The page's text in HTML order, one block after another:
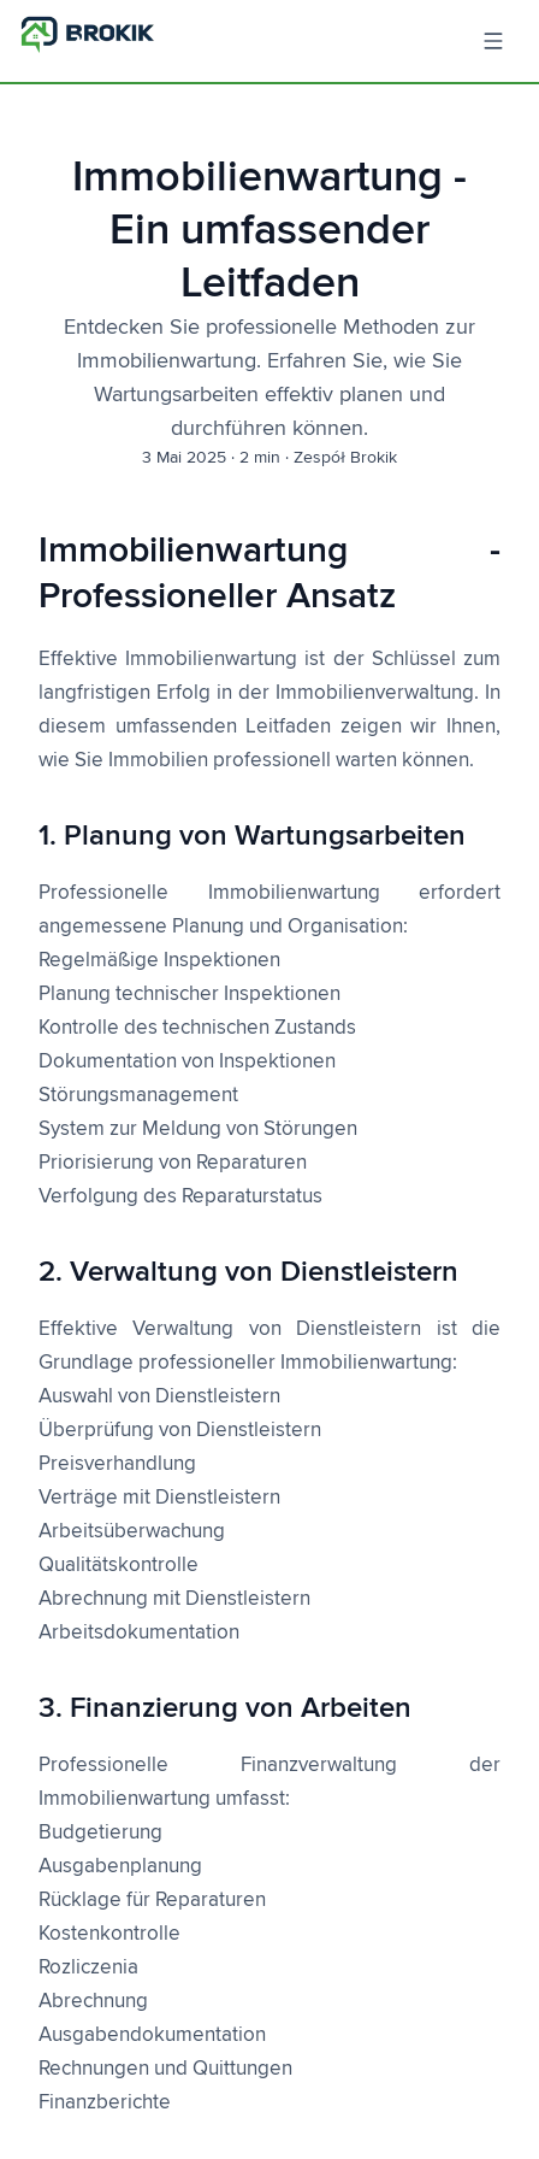
Immobilienwartung -
Ein umfassender
Leitfaden
Entdecken Sie professionelle Methoden zur
Immobilienwartung. Erfahren Sie, wie Sie
Wartungsarbeiten effektiv planen und
durchführen können.
3 Mai 2025 · 2 min · Zespół Brokik
Immobilienwartung -
Professioneller Ansatz
Effektive Immobilienwartung ist der Schlüssel zum
langfristigen Erfolg in der Immobilienverwaltung. In
diesem umfassenden Leitfaden zeigen wir Ihnen,
wie Sie Immobilien professionell warten können.
1. Planung von Wartungsarbeiten
Professionelle Immobilienwartung erfordert
angemessene Planung und Organisation:
Regelmäßige Inspektionen
Planung technischer Inspektionen
Kontrolle des technischen Zustands
Dokumentation von Inspektionen
Störungsmanagement
System zur Meldung von Störungen
Priorisierung von Reparaturen
Verfolgung des Reparaturstatus
2. Verwaltung von Dienstleistern
Effektive Verwaltung von Dienstleistern ist die
Grundlage professioneller Immobilienwartung:
Auswahl von Dienstleistern
Überprüfung von Dienstleistern
Preisverhandlung
Verträge mit Dienstleistern
Arbeitsüberwachung
Qualitätskontrolle
Abrechnung mit Dienstleistern
Arbeitsdokumentation
3. Finanzierung von Arbeiten
Professionelle Finanzverwaltung der
Immobilienwartung umfasst:
Budgetierung
Ausgabenplanung
Rücklage für Reparaturen
Kostenkontrolle
Rozliczenia
Abrechnung
Ausgabendokumentation
Rechnungen und Quittungen
Finanzberichte